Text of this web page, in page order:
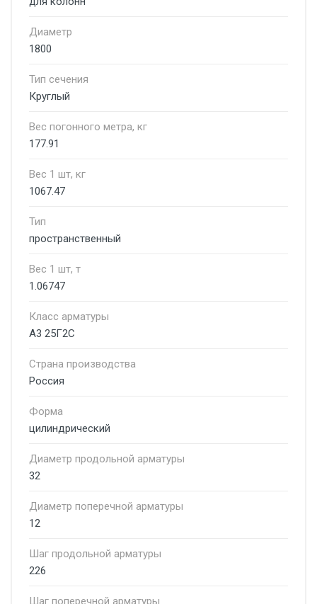
Диаметр
1800
Тип сечения
Круглый
Вес погонного метра, кг
177.91
Вес 1 шт, кг
1067.47
Тип
пространственный
Вес 1 шт, т
1.06747
Класс арматуры
А3 25Г2С
Страна производства
Россия
Форма
цилиндрический
Диаметр продольной арматуры
32
Диаметр поперечной арматуры
12
Шаг продольной арматуры
226
Шаг поперечной арматуры